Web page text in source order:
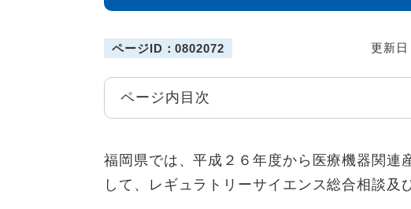
ページID：0802072 更新
ページ内目次
福岡県では、平成２６年度から医療機器関連
して、レギュラトリーサイエンス総合相談及